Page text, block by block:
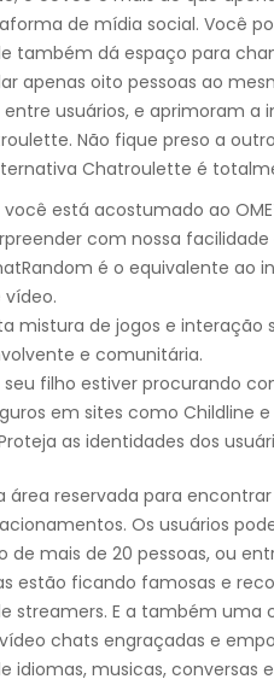
de mídia social. Você
também dá espaço para
apenas oito pessoas ao
usuários, e aprimoram a
Não fique preso a
Chatroulette é
você está acostumado ao
com nossa
é o equivalente ao
vídeo.
mistura de jogos e
e comunitária.
seu filho estiver procurando
em sites como Childline
as identidades dos
área reservada para
Os usuários
de mais de 20 pessoas, ou
estão ficando famosas e
streamers. E a também uma
chats engraçadas e
idiomas, musicas, conversas